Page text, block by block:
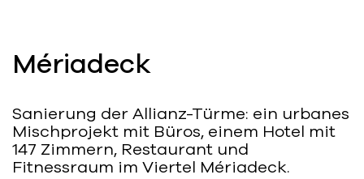
Mériadeck
Sanierung der Allianz-Türme: ein urbanes
Mischprojekt mit Büros, einem Hotel mit
147 Zimmern, Restaurant und
Fitnessraum im Viertel Mériadeck.
Maître d'ouvrage
Autumn | Patriarche
Contractant général
Myah | Patriarche